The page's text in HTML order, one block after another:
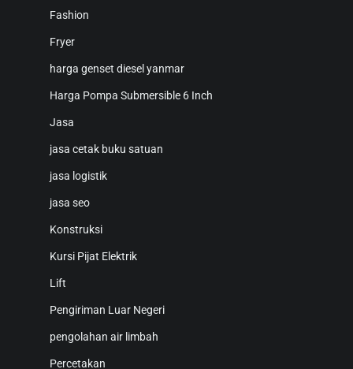
Fashion
Fryer
harga genset diesel yanmar
Harga Pompa Submersible 6 Inch
Jasa
jasa cetak buku satuan
jasa logistik
jasa seo
Konstruksi
Kursi Pijat Elektrik
Lift
Pengiriman Luar Negeri
pengolahan air limbah
Percetakan